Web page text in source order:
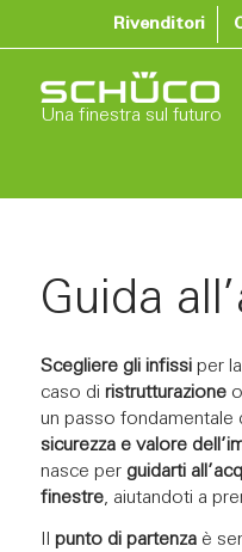
Rivenditori
Una finestra sul futuro
Guida
Scegliere gli infissiper
caso di ristrutturazioneo
un passo fondamentale
sicurezza e valore
nasce per guidarti all’
finestre, aiutandoti a
punto di partenzaè